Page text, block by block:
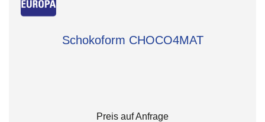
Schokoform CHOCO4MAT
Preis auf Anfrage